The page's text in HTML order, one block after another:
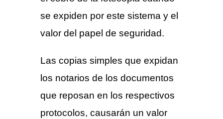
se expiden por este sistema y el
valor del papel de seguridad.
Las copias simples que expidan
los notarios de los documentos
que reposan en los respectivos
protocolos, causarán un valor